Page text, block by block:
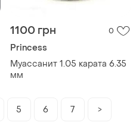
1100 грн 0
Princess
Муассанит 1.05 карата 6.35
мм
5 6 7 >